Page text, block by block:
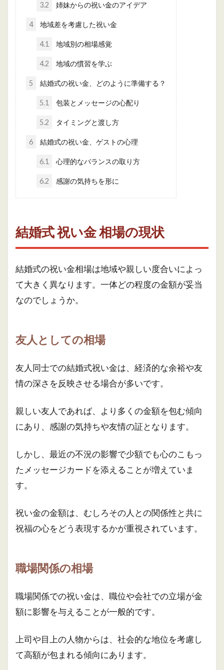
3.2 姉妹からの祝い金のアイデア
4 地域差を考慮した祝い金
4.1 地域別の相場感覚
4.2 地域の慣習を学ぶ
5 結婚式の祝い金、どのように準備する？
5.1 包装とメッセージの心配り
5.2 タイミングと渡し方
6 結婚式の祝い金、ゲストの心理
6.1 心理的なバランスの取り方
6.2 感謝の気持ちを形に
結婚式 祝い金 相場の現状
結婚式の祝い金相場は地域や親しい度合いによっ
て大きく異なります。一体どの程度の金額が妥当
なのでしょうか。
友人としての相場
友人同士での結婚式祝い金は、経済的な余裕や友
情の深さを反映させる場合が多いです。
親しい友人であれば、より多くの金額を包む傾向
にあり、感謝の気持ちや友情の証となります。
しかし、最近の不況の影響で少額でも心のこもっ
たメッセージカードを添えることが増えていま
す。
祝い金の金額は、むしろその人との関係性と共に
祝福の心をどう表現するかが重視されています。
職場関係の相場
職場関係での祝い金は、職位や会社での立場が金
額に影響を与えることが一般的です。
上司や目上の人物からは、社会的な地位を考慮し
て高額が包まれる傾向にあります。